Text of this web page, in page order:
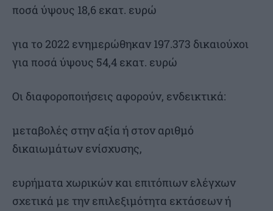
ποσά ύψους 18,6 εκατ. ευρώ
για το 2022 ενημερώθηκαν 197.373 δικαιούχοι
για ποσά ύψους 54,4 εκατ. ευρώ
Οι διαφοροποιήσεις αφορούν, ενδεικτικά:
μεταβολές στην αξία ή στον αριθμό
δικαιωμάτων ενίσχυσης,
ευρήματα χωρικών και επιτόπιων ελέγχων
σχετικά με την επιλεξιμότητα εκτάσεων ή